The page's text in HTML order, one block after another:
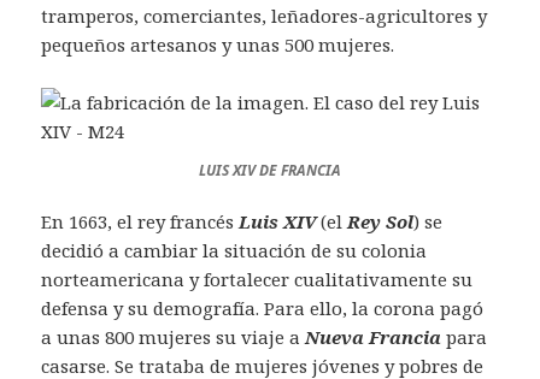
tramperos, comerciantes, leñadores-agricultores y
pequeños artesanos y unas 500 mujeres.
LUIS XIV DE FRANCIA
En 1663, el rey francés Luis XIV(el Rey Sol) se
decidió a cambiar la situación de su colonia
norteamericana y fortalecer cualitativamente su
defensa y su demografía. Para ello, la corona pagó
a unas 800 mujeres su viaje a Nueva Francia para
casarse. Se trataba de mujeres jóvenes y pobres de